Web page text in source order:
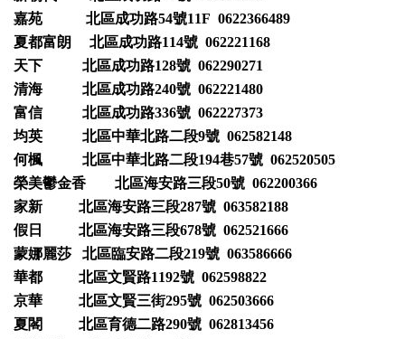
嘉苑 北區成功路54號11F 0622366489
夏都富朗 北區成功路114號 062221168
天下 北區成功路128號 062290271
清海 北區成功路240號 062221480
富信 北區成功路336號 062227373
均英 北區中華北路二段9號 062582148
何楓 北區中華北路二段194巷57號 062520505
榮美鬱金香 北區海安路三段50號 062200366
家新 北區海安路三段287號 063582188
假日 北區海安路三段678號 062521666
蒙娜麗莎 北區臨安路二段219號 063586666
華都 北區文賢路1192號 062598822
京華 北區文賢三街295號 062503666
夏閣 北區育德二路290號 062813456